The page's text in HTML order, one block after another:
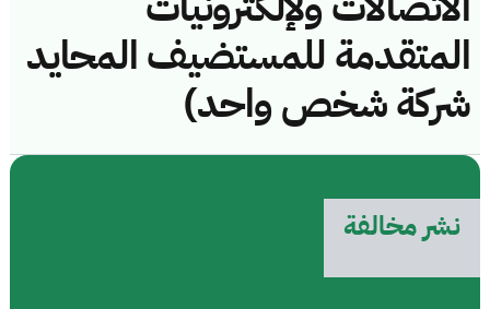
المتقدمة للمستضيف المحايد
شركة شخص واحد)
نشر مخالفة